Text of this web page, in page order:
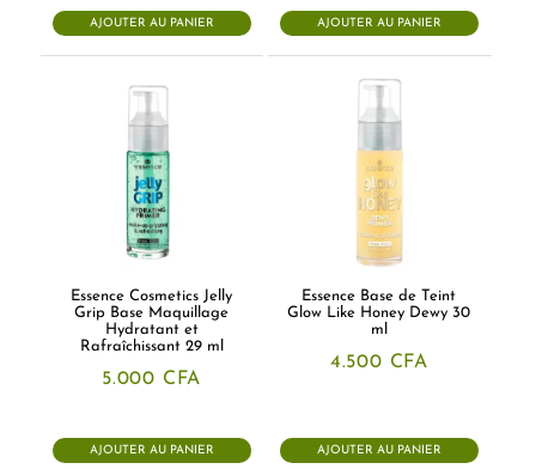
AJOUTER AU PANIER AJOUTER AU PANIER
Essence Cosmetics Jelly
Grip Base Maquillage
Hydratant et
Rafraîchissant 29 ml
5.000 CFA
AJOUTER AU PANIER
Essence Base de Teint
Glow Like Honey Dewy 30
ml
4.500 CFA
AJOUTER AU PANIER